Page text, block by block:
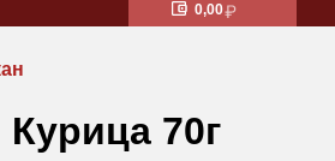
0,00
70г